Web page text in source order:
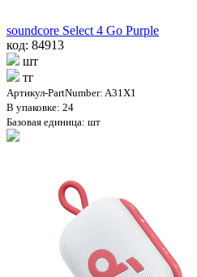
soundcore Select 4 Go Purple
код: 84913
шт
тг
Артикул-PartNumber: A31X1
В упаковке: 24
Базовая единица: шт